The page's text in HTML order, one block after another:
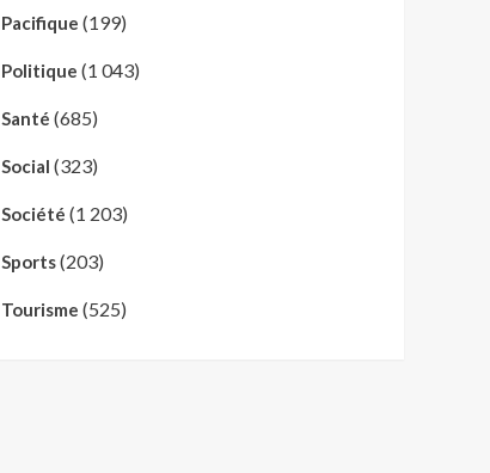
Pacifique (199)
Politique (1 043)
Santé (685)
Social (323)
Société (1 203)
Sports(203)
Tourisme (525)